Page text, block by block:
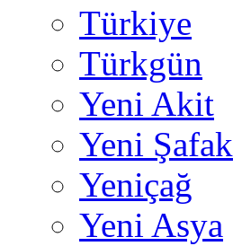
Türkiye
Türkgün
Yeni Akit
Yeni Şafak
Yeniçağ
Yeni Asya